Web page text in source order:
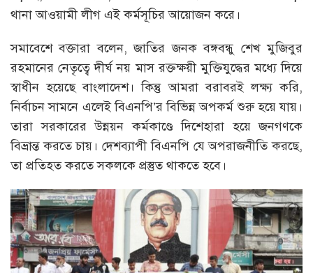
থানা আওয়ামী লীগ এই কর্মসূচির আয়োজন করে।
সমাবেশে বক্তারা বলেন, জাতির জনক বঙ্গবন্ধু শেখ মুজিবুর
রহমানের নেতৃত্বে দীর্ঘ নয় মাস রক্তক্ষয়ী মুক্তিযুদ্ধের মধ্যে দিয়ে
স্বাধীন হয়েছে বাংলাদেশ। কিন্তু আমরা বরাবরই লক্ষ্য করি,
নির্বাচন সামনে এলেই বিএনপি’র বিভিন্ন অপকর্ম শুরু হয়ে যায়।
তারা সরকারের উন্নয়ন কর্মকাণ্ডে দিশেহারা হয়ে জনগণকে
বিভ্রান্ত করতে চায়। দেশব্যাপী বিএনপি যে অপরাজনীতি করছে,
তা প্রতিহত করতে সকলকে প্রস্তুত থাকতে হবে।